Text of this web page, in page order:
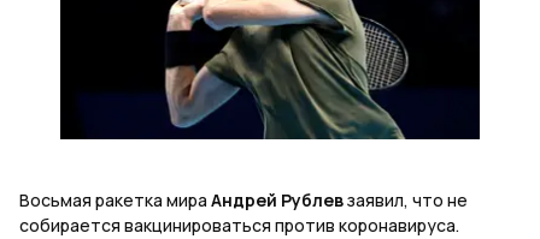
Восьмая ракетка мира Андрей Рублевзаявил, что не
собирается вакцинироваться против коронавируса.